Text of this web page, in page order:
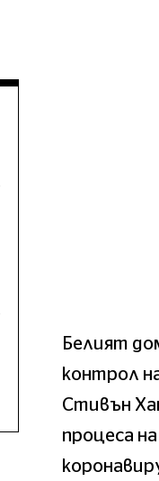
Белият
контрол
Стивън
процеса